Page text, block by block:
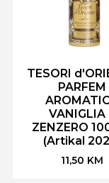
TESORI
PARFEM
VANIGLIA
ZENZERO
(Artikal
11,50 KM